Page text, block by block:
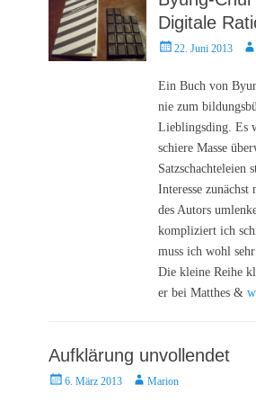
Digitale
Posted22. Juni 2013
Ein Buch von
nie zum
Lieblingsding. Es
schiere Masse
Satzschachteleien
Interesse zunächst
des Autors
kompliziert ich
muss ich wohl
Die kleine Reihe
er bei Matthes &
Aufklärung unvollendet
Posted6. März 2013 AutorMarion